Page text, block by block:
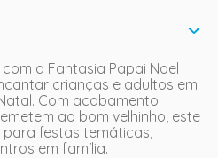
a Fantasia Papai Noel
crianças e adultos em
Com acabamento
ao bom velhinho, este
festas temáticas,
em família.